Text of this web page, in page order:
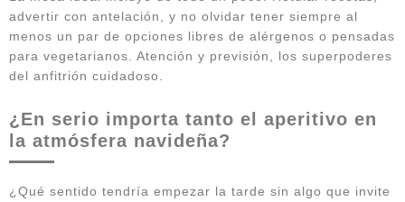
advertir con antelación, y no olvidar tener siempre al
menos un par de opciones libres de alérgenos o pensadas
para vegetarianos. Atención y previsión, los superpoderes
del anfitrión cuidadoso.
¿En serio importa tanto el aperitivo en
la atmósfera navideña?
¿Qué sentido tendría empezar la tarde sin algo que invite